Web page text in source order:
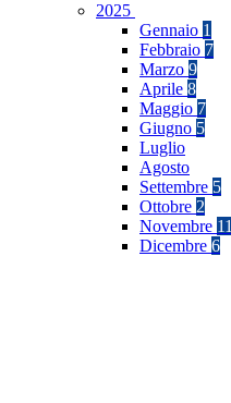
2025
Gennaio 1
Febbraio 7
Marzo 9
Aprile 8
Maggio 7
Giugno 5
Luglio
Agosto
Settembre 5
Ottobre 2
Novembre 11
Dicembre 6